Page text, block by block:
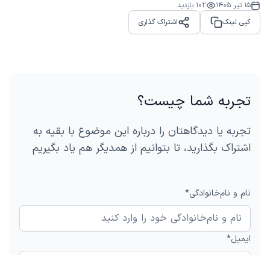
15 تیر 1405 102 بازدید
کپی لینک
اشتراک گذاری
Share
تجربه شما چیست؟
تجربه یا دیدگاهتان را درباره این موضوع با بقیه به
اشتراک بگذارید، تا بتوانیم از همدیگر هم یاد بگیریم
نام و نام‌خانوادگی*
ایمیل*